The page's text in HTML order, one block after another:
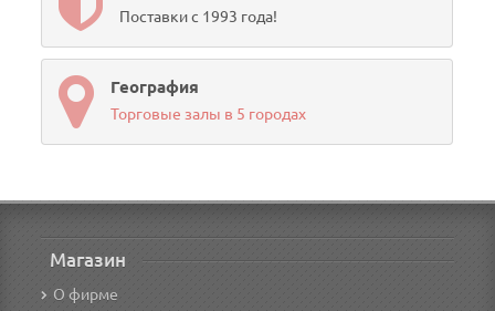
Поставки с 1993 года!
География
Торговые залы в 5 городах
Магазин
О фирме